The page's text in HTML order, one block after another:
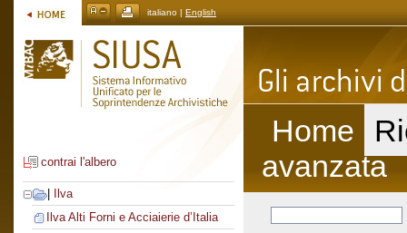
italiano | English
contrai l'albero
Ilva
Ilva Alti Forni e Acciaierie d’Italia
Home
avanzata